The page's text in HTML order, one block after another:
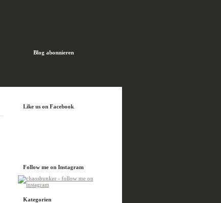
Blog abonnieren
Like us on Facebook
Follow me on Instagram
Kategorien